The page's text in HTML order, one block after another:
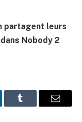
partagent leurs
Nobody 2
Tumblr
E-